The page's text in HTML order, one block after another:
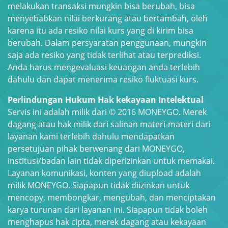
melakukan transaksi mungkin bisa berubah, bisa
menyebabkan nilai berkurang atau bertambah, oleh
karena itu ada resiko nilai kurs yang di kirim bisa
berubah. Dalam persyaratan penggunaan, mungkin
saja ada resiko yang tidak terlihat atau terprediksi.
Anda harus mengevaluasi keuangan anda terlebih
dahulu dan dapat menerima resiko fluktuasi kurs.
Perlindungan Hukum Hak kekayaan Intelektual
Servis ini adalah milik dari © 2016 MONEYGO. Merek
dagang atau hak milik dari salinan materi-materi dari
layanan kami terlebih dahulu mendapatkan
persetujuan pihak berwenang dari MONEYGO,
institusi/badan lain tidak diperizinkan untuk memakai.
Layanan komunikasi, konten yang diupload adalah
milik MONEYGO. Siapapun tidak diizinkan untuk
mencopy, membongkar, mengubah, dan menciptakan
karya turunan dari layanan ini. Siapapun tidak boleh
menghapus hak cipta, merek dagang atau kekayaan